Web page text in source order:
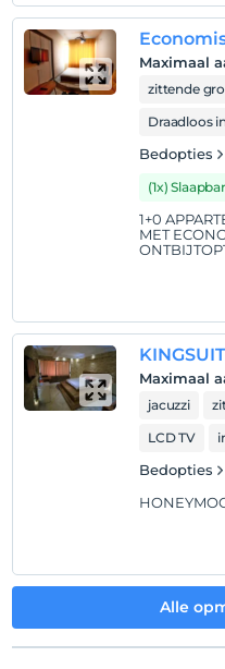
dan 12 jaar
Elke kamer is gratis
dan 12 jaar
Maximaal
zittende
Draadloos
Bedopties
(1x)
1+0
MET
Maximaal
jacuzzi
LCD TV
Bedopties
Alle